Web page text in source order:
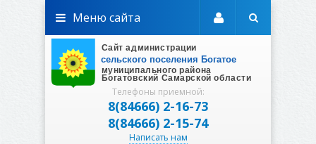
Телефоны приемной:
8(84666) 2-16-73
8(84666) 2-15-74
Написать нам
Меню сайта